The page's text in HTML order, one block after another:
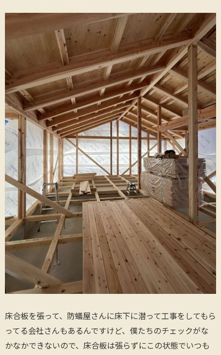
床合板を張って、防蟻屋さんに床下に潜って工事をしてもら
ってる会社さんもあるんですけど、僕たちのチェックがな
かなかできないので、床合板は張らずにこの状態でいつも